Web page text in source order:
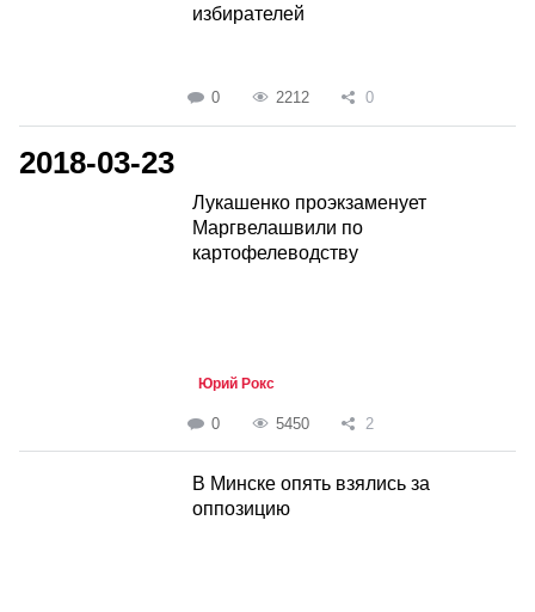
избирателей
0 2212 0
2018-03-23
Лукашенко проэкзаменует
Маргвелашвили по
картофелеводству
Юрий Рокс
0 5450 2
В Минске опять взялись за
оппозицию